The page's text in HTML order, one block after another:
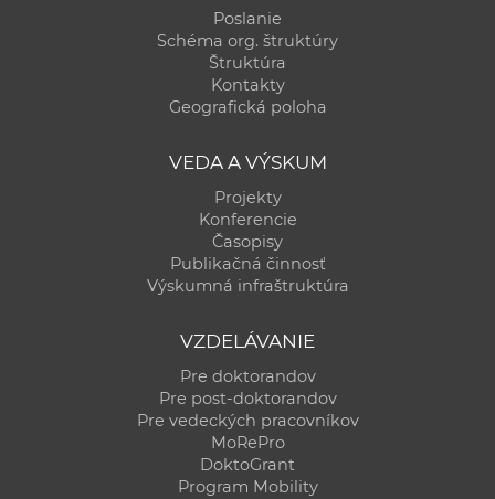
Poslanie
Schéma org. štruktúry
Štruktúra
Kontakty
Geografická poloha
VEDA A VÝSKUM
Projekty
Konferencie
Časopisy
Publikačná činnosť
Výskumná infraštruktúra
VZDELÁVANIE
Pre doktorandov
Pre post-doktorandov
Pre vedeckých pracovníkov
MoRePro
DoktoGrant
Program Mobility